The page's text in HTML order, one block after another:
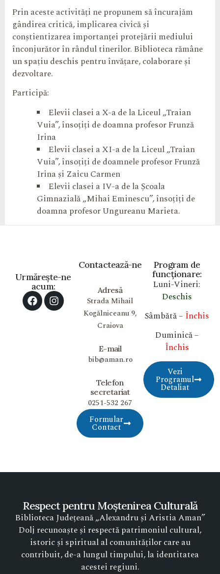
Prin aceste activități ne propunem să încurajăm
gândirea critică, implicarea civică și
conștientizarea importanței protejării mediului
înconjurător în rândul tinerilor. Biblioteca rămâne
un spațiu deschis pentru învățare, colaborare și
dezvoltare.
Participă:
Elevii clasei a X-a de la Liceul „Traian
Vuia”, însoțiți de doamna profesor Frunză
Irina
Elevii clasei a XI-a de la Liceul „Traian
Vuia”, însoțiți de doamnele profesor Frunză
Irina și Zaicu Carmen
Elevii clasei a IV-a de la Școala
Gimnazială „Mihai Eminescu”, însoțiți de
doamna profesor Ungureanu Marieta.
Program de
funcționare:
Luni-Vineri:
Deschis
Sâmbătă – Închis
Duminică –
Închis
Vezi
Programul
Detaliat
Contactează-ne
Adresă
Strada Mihail
Kogălniceanu 9,
Craiova
E-mail
bib@aman.ro
Telefon
secretariat
0251-532 267
Formular
Contact
Urmărește-ne
acum:
Respect pentru Moștenirea Culturală
Biblioteca Județeană „Alexandru și Aristia Aman”
Dolj recunoaște și respectă patrimoniul cultural,
istoric și spiritual al comunităților care au
contribuit, de-a lungul timpului, la identitatea
acestei regiuni.